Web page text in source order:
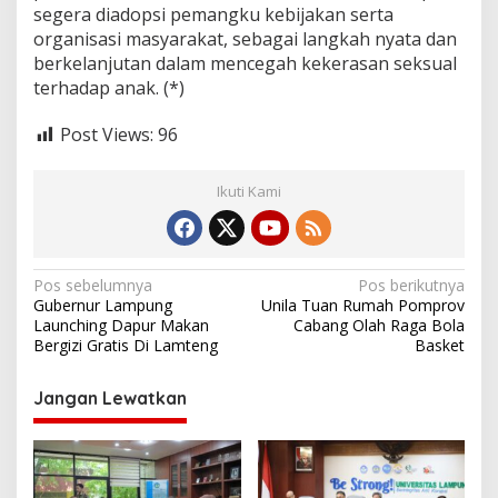
segera diadopsi pemangku kebijakan serta
organisasi masyarakat, sebagai langkah nyata dan
berkelanjutan dalam mencegah kekerasan seksual
terhadap anak. (*)
Post Views: 96
Ikuti Kami
N
a
v
i
g
a
s
Pos sebelumnya
Gubernur Lampung
Launching Dapur Makan
Bergizi Gratis Di Lamteng
Pos berikutnya
Unila Tuan Rumah Pomprov
Cabang Olah Raga Bola
Basket
Jangan Lewatkan